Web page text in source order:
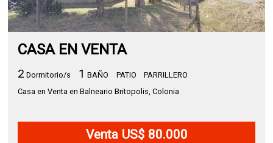
CASA EN VENTA
2 Dormitorio/s 1 BAÑO PATIO
PARRILLERO
Casa en Venta en Balneario Britopolis, Colonia
Venta US$ 80.000